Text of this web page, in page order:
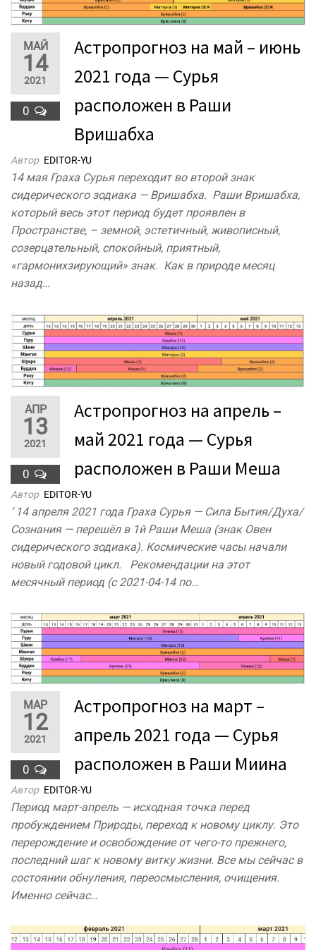
МАЙ
14
2021
0
Астропрогноз на май – июнь
2021 года — Сурья
расположен в Раши
Вришабха
Автор EDITOR-YU
14 мая Граха Сурья переходит во второй знак
сидерического зодиака — Вришабха. Раши Вришабха,
который весь этот период будет проявлен в
Пространстве, – земной, эстетичный, живописный,
созерцательный, спокойный, приятный,
«гармонихзирующий» знак. Как в природе месяц
назад…
АПР
13
2021
0
Астропрогноз на апрель –
май 2021 года — Сурья
расположен в Раши Меша
Автор EDITOR-YU
‘ 14 апреля 2021 года Граха Сурья — Сила Бытия/Духа/
Сознания — перешёл в 1й Раши Меша (знак Овен
сидерического зодиака). Космические часы начали
новый годовой цикл. Рекомендации на этот
месячный период (с 2021-04-14 по…
МАР
12
2021
0
Астропрогноз на март –
апрель 2021 года — Сурья
расположен в Раши Миина
Автор EDITOR-YU
Период март-апрель — исходная точка перед
пробуждением Природы, переход к новому циклу. Это
перерождение и освобождение от чего-то прежнего,
последний шаг к новому витку жизни. Все мы сейчас в
состоянии обнуления, переосмысления, очищения.
Именно сейчас…